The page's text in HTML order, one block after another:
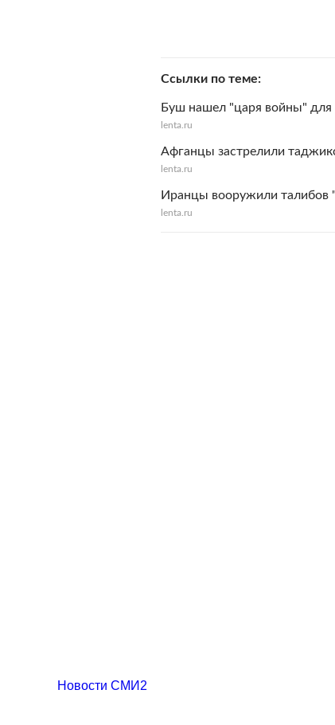
Ссылки по теме
Буш нашел "царя войны" для
lenta.ru
Афганцы застрелили
lenta.ru
Иранцы вооружили талибов
lenta.ru
Новости СМИ2